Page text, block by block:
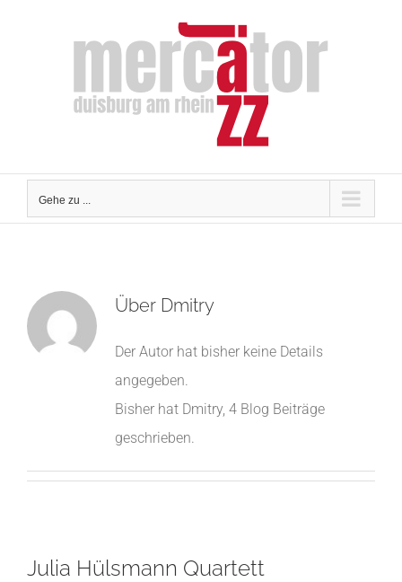
Gehe zu ...
Über Dmitry
Der Autor hat bisher keine Details
angegeben.
Bisher hat Dmitry, 4 Blog Beiträge
geschrieben.
Julia Hülsmann Quartett